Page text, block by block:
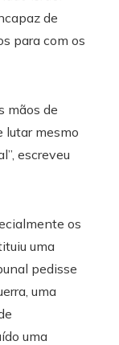
de
para com os
mãos de
lutar mesmo
escreveu
os
uma
pedisse
uma
uma